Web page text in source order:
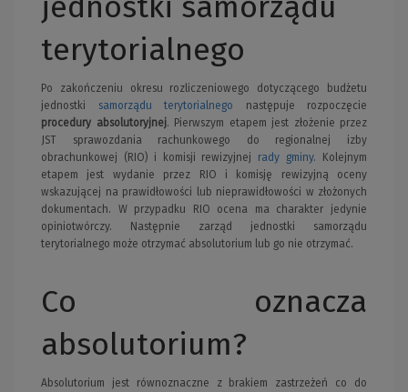
terytorialnego
Po zakończeniu okresu rozliczeniowego dotyczącego budżetu
jednostki
samorządu terytorialnego następuje rozpoczęcie
procedury absolutoryjnej. Pierwszym etapem jest złożenie przez
JST sprawozdania rachunkowego do regionalnej izby
obrachunkowej (RIO) i komisji rewizyjnej rady gminy. Kolejnym
etapem jest wydanie przez RIO i komisję rewizyjną oceny
wskazującej na prawidłowości lub nieprawidłowości w złożonych
dokumentach. W przypadku RIO ocena ma charakter jedynie
opiniotwórczy. Następnie zarząd jednostki samorządu
terytorialnego może otrzymać absolutorium lub go nie otrzymać.
Co oznacza
absolutorium?
Absolutorium jest równoznaczne z brakiem zastrzeżeń co do